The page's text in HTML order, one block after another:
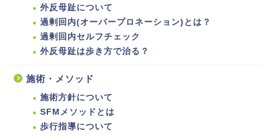
外反母趾について
過剰回内(オーバープロネーション)とは？
過剰回内セルフチェック
外反母趾は歩き方で治る？
施術・メソッド
施術方針について
SFMメソッドとは
歩行指導について